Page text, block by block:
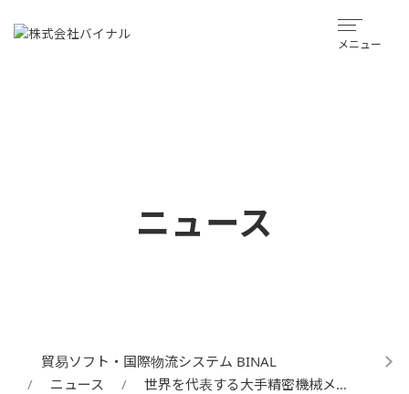
メニュー
ニュース
貿易ソフト・国際物流システム BINAL
ニュース
世界を代表する大手精密機械メ…